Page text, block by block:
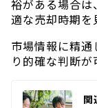
裕がある場合は
適な売却時期を
市場情報に精
り的確な判断が
関